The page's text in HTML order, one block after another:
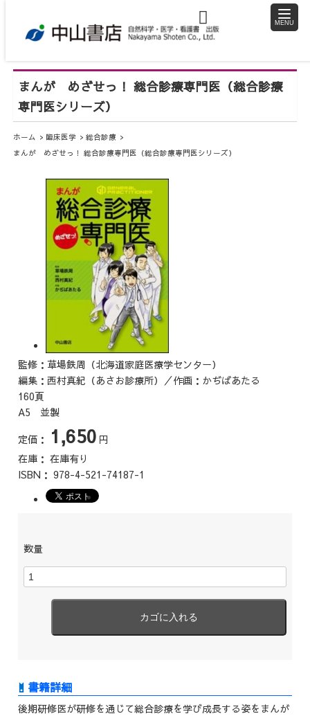
toggle
まんが めざせっ！ 総合診療専門医（総合診療
専門医シリーズ）
ホーム 臨床医学
総合診療
まんが めざせっ！ 総合診療専門医（総合診療専門医シリーズ）
監修：草場鉄周（北海道家庭医療学センター）
編集：西村真紀（あさお診療所）／作画：かぢばあたる
160頁
A5 並製
定価： 1,650 円
在庫： 在庫有り
ISBN： 978-4-521-74187-1
数量
後期研修医が研修を通じて総合診療を学び成長する姿をまんが